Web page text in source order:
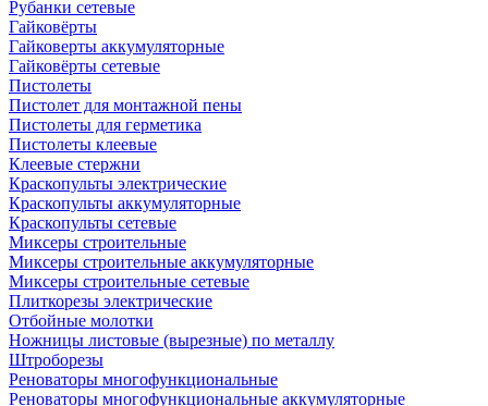
Рубанки сетевые
Гайковёрты
Гайковерты аккумуляторные
Гайковёрты сетевые
Пистолеты
Пистолет для монтажной пены
Пистолеты для герметика
Пистолеты клеевые
Клеевые стержни
Краскопульты электрические
Краскопульты аккумуляторные
Краскопульты сетевые
Миксеры строительные
Миксеры строительные аккумуляторные
Миксеры строительные сетевые
Плиткорезы электрические
Отбойные молотки
Ножницы листовые (вырезные) по металлу
Штроборезы
Реноваторы многофункциональные
Реноваторы многофункциональные аккумуляторные